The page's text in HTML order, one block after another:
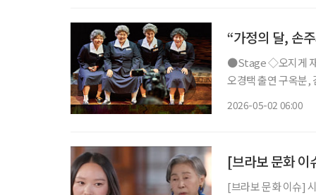
“가정의 달, 손
●Stage ◇오지게 재밌는 가시나들 일정 5월 15일 ~ 6월 28일 장소 국립극장 하늘극장 연출
오경택 출연 구옥분,
2026-05-02 06:00
[브라보 문화 이
[브라보 문화 이슈]